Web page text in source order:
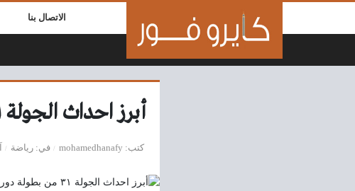
الاتصال بنا
أبرز احداث الجولة ٣١ من بطولة دوري الدرجة الأولى الانجليزي
كتب mohamedhanafy في رياضة